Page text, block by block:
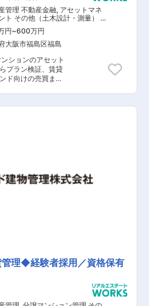
値評価を受けられ
な仕組みをつくる
化をこの国に根付
設備の延長保証サ
タートさせまし
ン】【リアルサー
リューションの提
な製品・サービス
ています。【保
における各種依頼
検査実施に関する
修理協力会社の品
の３チームで構成
管理 不動産金融, アセットマネ
ト その他（土木設計・測量） そ
建築設計・積算）
円~600万円
大阪市福島区福島
ションのアセット
プラン検証、賃貸
ド向けの売買ま
価格での仕入れ
推進 など 【担
100年時代とも言わ
マンションを供給
大していく経営基
で関西エリアは
りに、万博開催
通網も含め今後も
2020年以降の日
管理◆経験者採用／資格保有